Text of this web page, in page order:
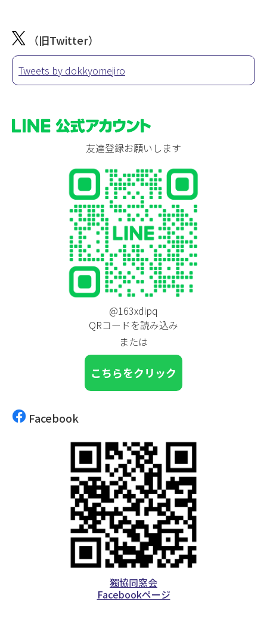
（旧Twitter）
Tweets by dokkyomejiro
友達登録お願いします
@163xdipq
QRコードを読み込み
または
こちらをクリック
Facebook
獨協同窓会
Facebookページ